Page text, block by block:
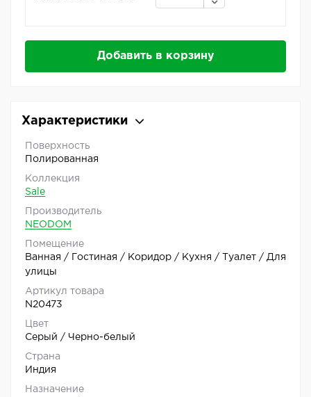
Добавить в корзину
Характеристики
Поверхность
Полированная
Коллекция
Sale
Производитель
NEODOM
Помещение
Ванная / Гостиная / Коридор / Кухня / Туалет / Для
улицы
Артикул товара
N20473
Цвет
Серый / Черно-белый
Страна
Индия
Назначение